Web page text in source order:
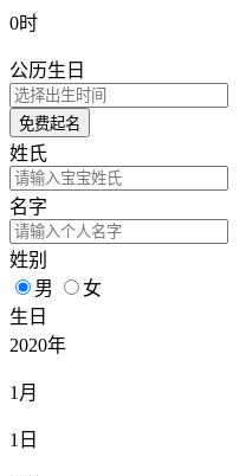
0时
公历生日
免费起名
姓氏
名字
姓别
男
女
生日
2020年
1月
1日